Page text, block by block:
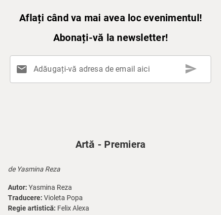
Aflați când va mai avea loc evenimentul!
Abonați-vă la newsletter!
mail Adăugați-vă adresa de email aici send
Artă - Premiera
de Yasmina Reza
Autor: Yasmina Reza
Traducere: Violeta Popa
Regie artistică: Felix Alexa